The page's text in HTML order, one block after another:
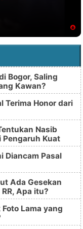
Bogor, Saling
Kawan?
Terima Honor dari
Nasib
Pengaruh Kuat
Diancam Pasal
Ada Gesekan
Apa itu?
Lama yang